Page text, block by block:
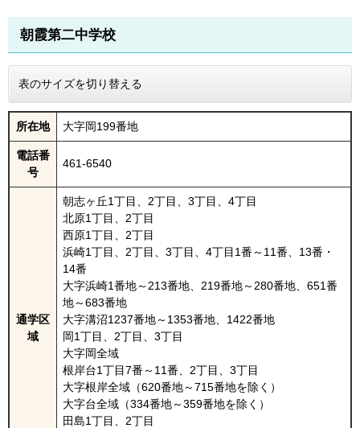
朝霞第二中学校
表のサイズを切り替える
所在地 大字岡199番地
電話番
号
461-6540
通学区
域
朝志ヶ丘1丁目、2丁目、3丁目、4丁目
北原1丁目、2丁目
西原1丁目、2丁目
浜崎1丁目、2丁目、3丁目、4丁目1番～11番、13番・
14番
大字浜崎1番地～213番地、219番地～280番地、651番
地～683番地
大字溝沼1237番地～1353番地、1422番地
岡1丁目、2丁目、3丁目
大字岡全域
根岸台1丁目7番～11番、2丁目、3丁目
大字根岸全域（620番地～715番地を除く）
大字台全域（334番地～359番地を除く）
田島1丁目、2丁目